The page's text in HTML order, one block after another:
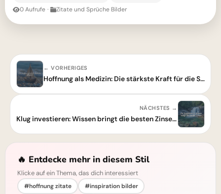
0 Aufrufe · Zitate und Sprüche Bilder
← VORHERIGES
Hoffnung als Medizin: Die stärkste Kraft für die Seele
NÄCHSTES →
Klug investieren: Wissen bringt die besten Zinsen für deine Zukunft!
🔥 Entdecke mehr in diesem Stil
Klicke auf ein Thema, das dich interessiert
#hoffnung zitate
#inspiration bilder